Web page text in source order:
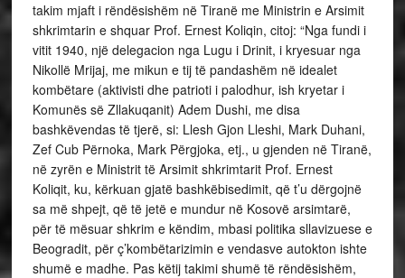
takim mjaft i rëndësishëm në Tiranë me Ministrin e Arsimit
shkrimtarin e shquar Prof. Ernest Koliqin, citoj: “Nga fundi i
vitit 1940, një delegacion nga Lugu i Drinit, i kryesuar nga
Nikollë Mrijaj, me mikun e tij të pandashëm në idealet
kombëtare (aktivisti dhe patrioti i palodhur, ish kryetar i
Komunës së Zllakuqanit) Adem Dushi, me disa
bashkëvendas të tjerë, si: Llesh Gjon Lleshi, Mark Duhani,
Zef Cub Përnoka, Mark Përgjoka, etj., u gjenden në Tiranë,
në zyrën e Ministrit të Arsimit shkrimtarit Prof. Ernest
Koliqit, ku, kërkuan gjatë bashkëbisedimit, që t’u dërgojnë
sa më shpejt, që të jetë e mundur në Kosovë arsimtarë,
për të mësuar shkrim e këndim, mbasi politika sllavizuese e
Beogradit, për ç’kombëtarizimin e vendasve autokton ishte
shumë e madhe. Pas këtij takimi shumë të rëndësishëm,